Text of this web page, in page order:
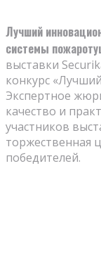
Лучший
системы
выставки
конкурс
Экспертное
качество и
участников
торжественная
победителей.